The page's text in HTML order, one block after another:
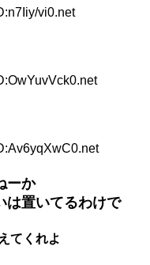
vi0.net
ーか
は置いてるわけで
てくれよ